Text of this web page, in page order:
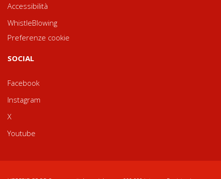
Accessibilità
WhistleBlowing
Preferenze cookie
SOCIAL
Facebook
Instagram
X
Youtube